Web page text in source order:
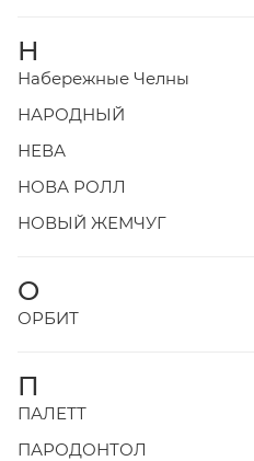
Н
Набережные Челны
НАРОДНЫЙ
НЕВА
НОВА РОЛЛ
НОВЫЙ ЖЕМЧУГ
О
ОРБИТ
П
ПАЛЕТТ
ПАРОДОНТОЛ